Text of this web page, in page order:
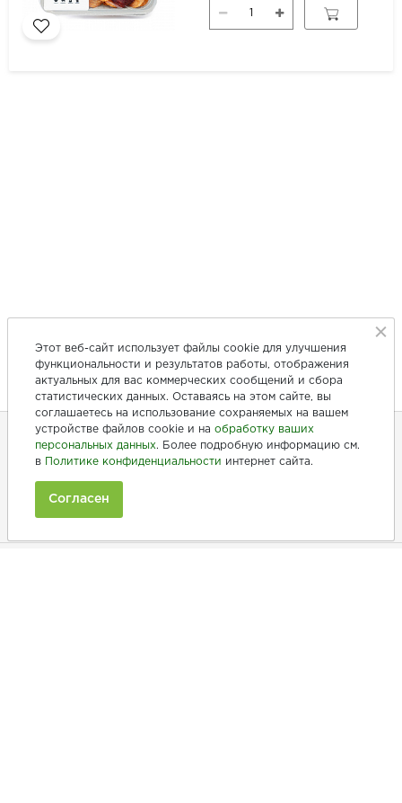
+7 (846) 275-20-10
Этот веб-сайт использует файлы cookie для улучшения
функциональности и результатов работы, отображения
актуальных для вас коммерческих сообщений и сбора
статистических данных. Оставаясь на этом сайте, вы
соглашаетесь на использование сохраняемых на вашем
устройстве файлов cookie и на обработку ваших
персональных данных. Более подробную информацию см.
в
Политике конфиденциальности интернет сайта.
Согласен